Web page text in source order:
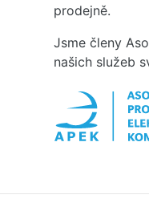
prodejně.
Jsme členy
našich služeb